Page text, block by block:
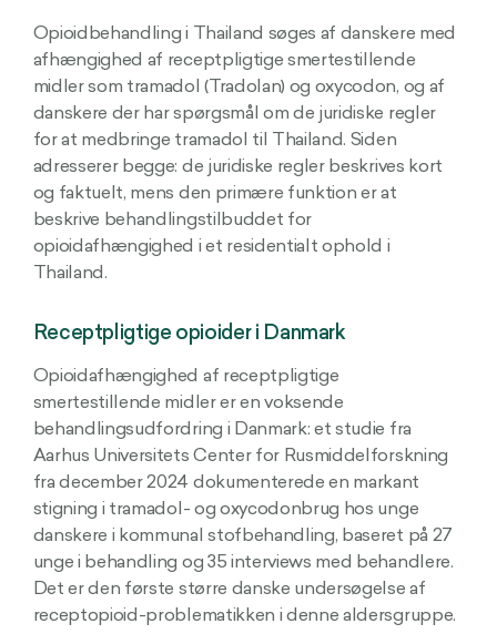
Opioidbehandling i Thailand søges af danskere med
afhængighed af receptpligtige smertestillende
midler som tramadol (Tradolan) og oxycodon, og af
danskere der har spørgsmål om de juridiske regler
for at medbringe tramadol til Thailand. Siden
adresserer begge: de juridiske regler beskrives kort
og faktuelt, mens den primære funktion er at
beskrive behandlingstilbuddet for
opioidafhængighed i et residentialt ophold i
Thailand.
Receptpligtige opioider i Danmark
Opioidafhængighed af receptpligtige
smertestillende midler er en voksende
behandlingsudfordring i Danmark: et studie fra
Aarhus Universitets Center for Rusmiddelforskning
fra december 2024 dokumenterede en markant
stigning i tramadol- og oxycodonbrug hos unge
danskere i kommunal stofbehandling, baseret på 27
unge i behandling og 35 interviews med behandlere.
Det er den første større danske undersøgelse af
receptopioid-problematikken i denne aldersgruppe.